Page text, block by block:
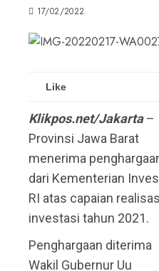
17/02/2022
Like
Klikpos.net/Jakarta–
Provinsi Jawa Barat
menerima
dari Kementerian
RI atas capaian
investasi tahun 2021.
Penghargaan diterima
Wakil Gubernur Uu